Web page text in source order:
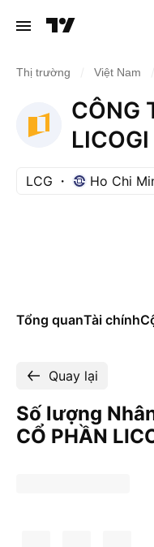
Thị trường Việt Nam
CÔNG
LCG Ho Chi
Tổng quanTài chính
Quay lại
Số lượng
CỔ PHẦN